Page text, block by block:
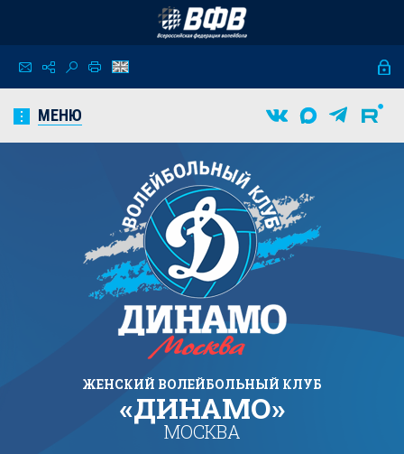
МЕНЮ
ЖЕНСКИЙ ВОЛЕЙБОЛЬНЫЙ КЛУБ
«ДИНАМО»
МОСКВА